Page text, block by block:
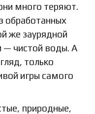
много теряют.
обработанных
же заурядной
— чистой воды. А
только
игры самого
природные,